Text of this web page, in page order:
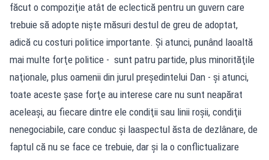
făcut o compoziţie atât de eclectică pentru un guvern care
trebuie să adopte nişte măsuri destul de greu de adoptat,
adică cu costuri politice importante. Şi atunci, punând laoaltă
mai multe forţe politice - sunt patru partide, plus minorităţile
naţionale, plus oamenii din jurul preşedintelui Dan - şi atunci,
toate aceste şase forţe au interese care nu sunt neapărat
aceleaşi, au fiecare dintre ele condiţii sau linii roşii, condiţii
nenegociabile, care conduc şi laaspectul ăsta de dezlânare, de
faptul că nu se face ce trebuie, dar şi la o conflictualizare